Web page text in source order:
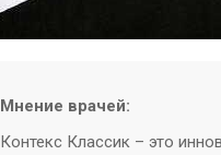
Мнение врачей:
Контекс Классик – это